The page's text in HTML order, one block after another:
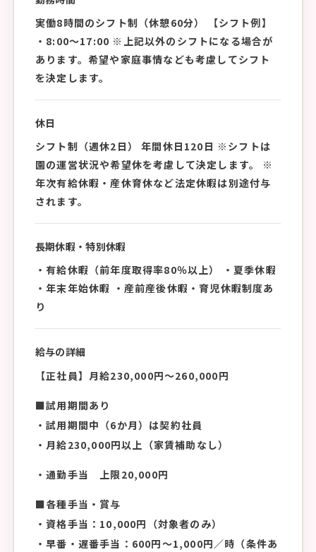
実働8時間のシフト制（休憩60分） 【シフト例】
・8:00〜17:00 ※上記以外のシフトになる場合が
あります。希望や家庭事情なども考慮してシフト
を決定します。
休日
シフト制（週休2日） 年間休日120日 ※シフトは
園の運営状況や希望休を考慮して決定します。 ※
年次有給休暇・産休育休など法定休暇は別途付与
されます。
長期休暇・特別休暇
・有給休暇（前年度取得率80％以上） ・夏季休暇
・年末年始休暇 ・産前産後休暇・育児休暇制度あ
り
給与の詳細
【正社員】月給230,000円〜260,000円
■試用期間あり
・試用期間中（6か月）は契約社員
・月給230,000円以上（家賃補助なし）
・通勤手当 上限20,000円
■各種手当・賞与
・資格手当：10,000円（対象者のみ）
・早番・遅番手当：600円〜1,000円／時（条件あ